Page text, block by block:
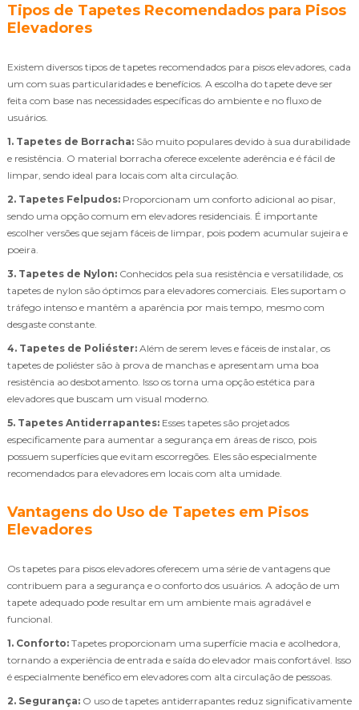
Tipos de Tapetes Recomendados para Pisos
Elevadores
Existem diversos tipos de tapetes recomendados para pisos elevadores, cada
um com suas particularidades e benefícios. A escolha do tapete deve ser
feita com base nas necessidades específicas do ambiente e no fluxo de
usuários.
1. Tapetes de Borracha: São muito populares devido à sua durabilidade
e resistência. O material borracha oferece excelente aderência e é fácil de
limpar, sendo ideal para locais com alta circulação.
2. Tapetes Felpudos: Proporcionam um conforto adicional ao pisar,
sendo uma opção comum em elevadores residenciais. É importante
escolher versões que sejam fáceis de limpar, pois podem acumular sujeira e
poeira.
3. Tapetes de Nylon: Conhecidos pela sua resistência e versatilidade, os
tapetes de nylon são óptimos para elevadores comerciais. Eles suportam o
tráfego intenso e mantêm a aparência por mais tempo, mesmo com
desgaste constante.
4. Tapetes de Poliéster: Além de serem leves e fáceis de instalar, os
tapetes de poliéster são à prova de manchas e apresentam uma boa
resistência ao desbotamento. Isso os torna uma opção estética para
elevadores que buscam um visual moderno.
5. Tapetes Antiderrapantes: Esses tapetes são projetados
especificamente para aumentar a segurança em áreas de risco, pois
possuem superfícies que evitam escorregões. Eles são especialmente
recomendados para elevadores em locais com alta umidade.
Vantagens do Uso de Tapetes em Pisos
Elevadores
Os tapetes para pisos elevadores oferecem uma série de vantagens que
contribuem para a segurança e o conforto dos usuários. A adoção de um
tapete adequado pode resultar em um ambiente mais agradável e
funcional.
1. Conforto: Tapetes proporcionam uma superfície macia e acolhedora,
tornando a experiência de entrada e saída do elevador mais confortável. Isso
é especialmente benéfico em elevadores com alta circulação de pessoas.
2. Segurança: O uso de tapetes antiderrapantes reduz significativamente